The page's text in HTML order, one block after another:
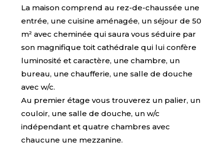
La maison comprend au rez-de-chaussée une
entrée, une cuisine aménagée, un séjour de 50
m² avec cheminée qui saura vous séduire par
son magnifique toit cathédrale qui lui confère
luminosité et caractère, une chambre, un
bureau, une chaufferie, une salle de douche
avec w/c.
Au premier étage vous trouverez un palier, un
couloir, une salle de douche, un w/c
indépendant et quatre chambres avec
chaucune une mezzanine.